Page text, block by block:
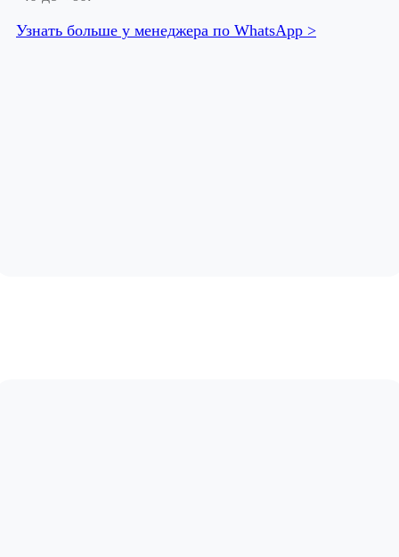
Узнать больше у менеджера по WhatsApp >